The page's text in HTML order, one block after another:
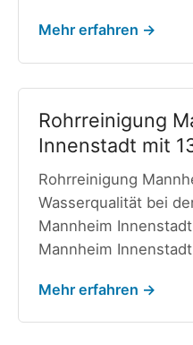
Mehr erfahren →
Rohrreinigung
Innenstadt mit
Rohrreinigung
Wasserqualität bei
Mannheim
Mannheim
Mehr erfahren →